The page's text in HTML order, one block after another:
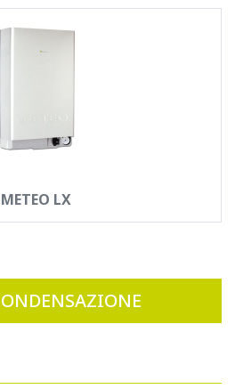
METEO LX